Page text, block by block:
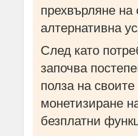
прехвърляне
алтернативна
След като
започва
полза на
монетизиране
безплатни